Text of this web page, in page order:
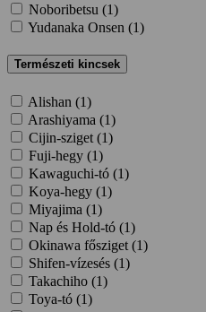
Noboribetsu (1)
Yudanaka Onsen (1)
Természeti kincsek
Alishan (1)
Arashiyama (1)
Cijin-sziget (1)
Fuji-hegy (1)
Kawaguchi-tó (1)
Koya-hegy (1)
Miyajima (1)
Nap és Hold-tó (1)
Okinawa fősziget (1)
Shifen-vízesés (1)
Takachiho (1)
Toya-tó (1)